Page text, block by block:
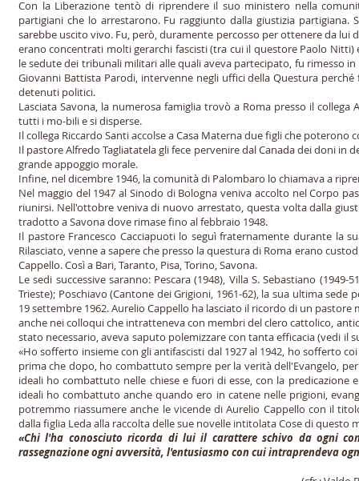
Con la Liberazione tentò di riprendere il suo ministero nella
partigiani che lo arrestarono. Fu raggiunto dalla giustizia
sarebbe uscito vivo. Fu, però, duramente percosso per ottenere da lui
erano concentrati molti gerarchi fascisti (tra cui il questore Paolo
le sedute dei tribunali militari alle quali aveva partecipato, fu rimesso
Giovanni Battista Parodi, intervenne negli uffici della Questura
detenuti politici.
Lasciata Savona, la numerosa famiglia trovò a Roma presso il
tutti i mo-bili e si disperse.
Il collega Riccardo Santi accolse a Casa Materna due figli che
Il pastore Alfredo Tagliatatela gli fece pervenire dal Canada dei doni
grande appoggio morale.
Infine, nel dicembre 1946, la comunità di Palombaro lo chiamava a
Nel maggio del 1947 al Sinodo di Bologna veniva accolto nel Corpo
riunirsi. Nell'ottobre veniva di nuovo arrestato, questa volta dalla
tradotto a Savona dove rimase fino al febbraio 1948.
Il pastore Francesco Cacciapuoti lo seguì fraternamente durante la
Rilasciato, venne a sapere che presso la questura di Roma erano
Cappello. Così a Bari, Taranto, Pisa, Torino, Savona.
Le sedi successive saranno: Pescara (1948), Villa S. Sebastiano
Trieste); Poschiavo (Cantone dei Grigioni, 1961-62), la sua ultima
19 settembre 1962. Aurelio Cappello ha lasciato il ricordo di un
anche nei colloqui che intratteneva con membri del clero cattolico,
stato necessario, aveva saputo polemizzare con tanta efficacia (vedi il
«Ho sofferto insieme con gli antifascisti dal 1927 al 1942, ho sofferto
prima che dopo, ho combattuto sempre per la verità dell'Evangelo,
ideali ho combattuto nelle chiese e fuori di esse, con la
ideali ho combattuto anche quando ero in catene nelle prigioni,
potremmo riassumere anche le vicende di Aurelio Cappello con il
dalla figlia Leda alla raccolta delle sue novelle intitolata Cose di questo
«Chi l'ha conosciuto ricorda di lui il carattere schivo da ogni
rassegnazione ogni avversità, l'entusiasmo con cui intraprendeva